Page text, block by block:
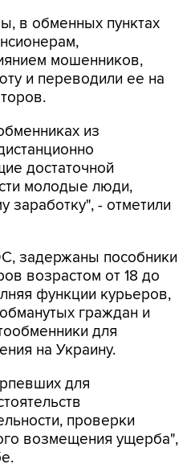
в обменных пунктах
мошенников,
и переводили ее на
из
достаточной
молодые люди,
заработку", - отметили
задержаны пособники
возрастом от 18 до
функции курьеров,
граждан и
для
на Украину.
для
проверки
возмещения ущерба",